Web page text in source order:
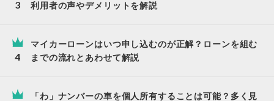
利用者の声やデメリットを解説
マイカーローンはいつ申し込むのが正解？ローンを組む
までの流れとあわせて解説
「わ」ナンバーの車を個人所有することは可能？多く見